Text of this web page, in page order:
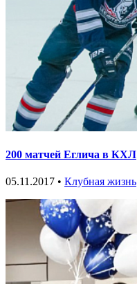
200 матчей Еглича в КХЛ
05.11.2017 • Клубная жизнь